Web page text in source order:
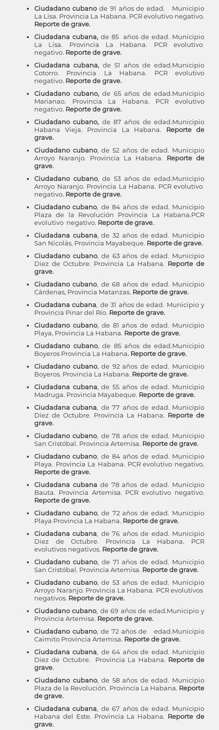
Ciudadano cubanode 91 años de edad. Municipio
La Lisa. Provincia La Habana. PCR evolutivo negativo.
Reporte de grave.
Ciudadana cubana,de 85 años de edad. Municipio
La Lisa. Provincia La Habana. PCR evolutivo
negativo. Reporte de grave.
Ciudadana cubana, de 51 años de edad.Municipio
Cotorro. Provincia La Habana. PCR evolutivo
negativo. Reporte de grave.
Ciudadano cubano,de 65 años de edad.Municipio
Marianao. Provincia La Habana. PCR evolutivo
negativo. Reporte de grave.
Ciudadano cubano, de 87 años de edad.Municipio
Habana Vieja. Provincia La Habana. Reporte de
grave.
Ciudadano cubano, de 52 años de edad. Municipio
Arroyo Naranjo. Provincia La Habana. Reporte de
grave.
Ciudadano cubano, de 53 años de edad.Municipio
Arroyo Naranjo. Provincia La Habana. PCR evolutivo
negativo. Reporte de grave.
Ciudadano cubano, de 84 años de edad. Municipio
Plaza de la Revolución Provincia La Habana.PCR
evolutivo negativo. Reporte de grave.
Ciudadana cubana, de 32 años de edad. Municipio
San Nicolás, Provincia Mayabeque. Reporte de grave.
Ciudadano cubano, de 63 años de edad. Municipio
Diez de Octubre. Provincia La Habana. Reporte de
grave.
Ciudadano cubano, de 68 años de edad. Municipio
Cárdenas, Provincia Matanzas. Reporte de grave.
Ciudadana cubana, de 31 años de edad. Municipio y
Provincia Pinar del Río. Reporte de grave.
Ciudadano cubano, de 81 años de edad. Municipio
Playa, Provincia La Habana. Reporte de grave.
Ciudadano cubano, de 85 años de edad.Municipio
Boyeros Provincia La Habana. Reporte de grave.
Ciudadano cubano, de 92 años de edad. Municipio
Boyeros. Provincia La Habana. Reporte de grave.
Ciudadana cubana, de 55 años de edad. Municipio
Madruga. Provincia Mayabeque. Reporte de grave.
Ciudadana cubana, de 77 años de edad. Municipio
Diez de Octubre. Provincia La Habana. Reporte de
grave.
Ciudadano cubano, de 78 años de edad. Municipio
San Cristóbal. Provincia Artemisa. Reporte de grave.
Ciudadano cubano, de 84 años de edad. Municipio
Playa. Provincia La Habana. PCR evolutivo negativo.
Reporte de grave.
Ciudadana cubana de 78 años de edad. Municipio
Bauta. Provincia Artemisa. PCR evolutivo negativo.
Reporte de grave.
Ciudadano cubano, de 72 años de edad. Municipio
Playa Provincia La Habana. Reporte de grave.
Ciudadana cubana, de 76 años de edad. Municipio
Diez de Octubre. Provincia La Habana. PCR
evolutivos negativos. Reporte de grave.
Ciudadano cubano, de 71 años de edad. Municipio
San Cristóbal. Provincia Artemisa. Reporte de grave.
Ciudadano cubano, de 53 años de edad. Municipio
Arroyo Naranjo. Provincia La Habana. PCR evolutivos
negativos. Reporte de grave.
Ciudadano cubano, de 69 años de edad.Municipio y
Provincia Artemisa. Reporte de grave.
Ciudadano cubano, de 72 años de edad.Municipio
Caimito Provincia Artemisa. Reporte de grave.
Ciudadana cubana, de 64 años de edad. Municipio
Diez de Octubre. Provincia La Habana. Reporte de
grave.
Ciudadano cubano, de 58 años de edad. Municipio
Plaza de la Revolución. Provincia La Habana. Reporte
de grave.
Ciudadana cubana, de 67 años de edad. Municipio
Habana del Este. Provincia La Habana. Reporte de
grave.